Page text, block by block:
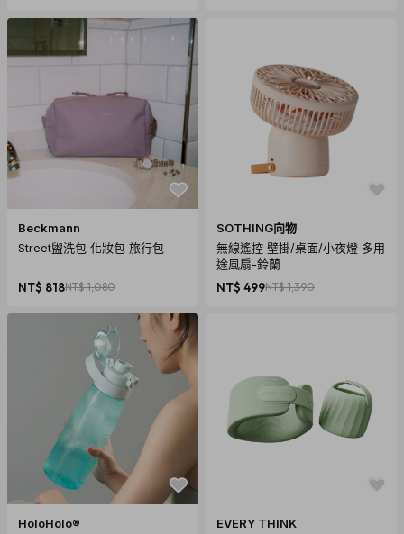
保固：機芯與電池保固一年
材質：不鏽鋼錶殼、真皮錶帶、強化礦石玻璃
尺寸：錶徑41mm ×厚8.5mm
重量：70g
內容物：手錶、原廠精緻錶盒、保固卡
Beckmann
Street盥洗包 化妝包 旅行包
NT$ 818NT$ 1,080
SOTHING向物
無線遙控 壁掛/桌面/小夜燈 多用
途風扇-鈴蘭
NT$ 499NT$ 1,390
HoloHolo®
EVERY THINK